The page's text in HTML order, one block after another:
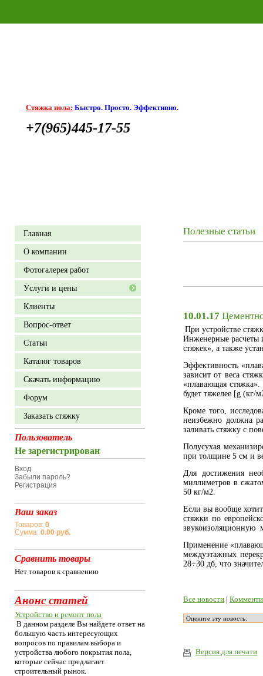
Стяжка пола: Быстро. Просто. Эффективно.
+7(965)445-17-55
Главная
О компании
Фотогалерея работ
Уcлуги и цены
Клиенты
Вопрос-ответ
Статьи
Каталог товаров
Скачать информацию
Форум
Заказать стяжку
Пользователь
Не зарегистрирован
Вход
Забыли пароль?
Регистрация
Ваш заказ
Товаров: 0
Сумма: 0.00 руб.
Сравнить товары
Нет товаров к сравнению
Анонс статей
Устройство и ремонт пола
В данном разделе Вы найдете ответ на
большую часть интересующих
вопросов по правилам выбора и
устройства любого покрытия пола,
которые сейчас предлагает
строительный рынок.
Полезные статьи
10.01.17
При устройстве
Инженерные расчеты
стяжек», а также
Эффективность
зависит от веса
«плавающая
будет тяжелее [g (кг/
Кроме того,
неизбежно должна
заливать стяжку с
Полусухая
при толщине 5 см и
Для достижения
миллиметров в
50 кг/м2.
Если вы вообще
стяжки по
звукоизоляционную
Применение
междуэтажных
28÷30 дб, что
Все новости |
Версия для печати